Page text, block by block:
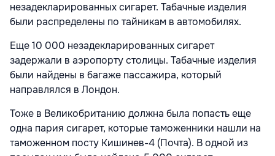
незадекларированных сигарет. Табачные изделия
были распределены по тайникам в автомобилях.
Еще 10 000 незадекларированных сигарет
задержали в аэропорту столицы. Табачные изделия
были найдены в багаже пассажира, который
направлялся в Лондон.
Тоже в Великобританию должна была попасть еще
одна пария сигарет, которые таможенники нашли на
таможенном посту Кишинев-4 (Почта). В одной из